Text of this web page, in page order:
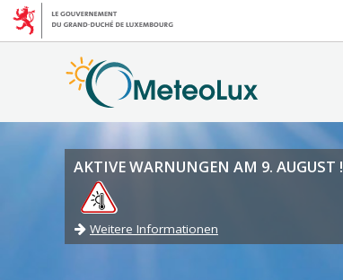
AKTIVE WARNUNGEN AM 9. AUGUST !
Weitere Informationen